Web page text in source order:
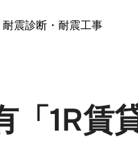
耐震診断・耐震工事
1R賃